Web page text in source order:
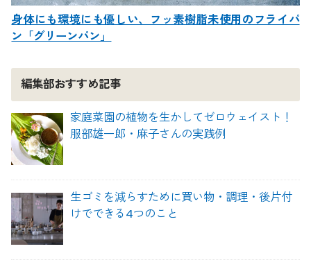
身体にも環境にも優しい、フッ素樹脂未使用のフライパ
ン「グリーンパン」
編集部おすすめ記事
家庭菜園の植物を生かしてゼロウェイスト！
服部雄一郎・麻子さんの実践例
生ゴミを減らすために買い物・調理・後片付
けでできる4つのこと